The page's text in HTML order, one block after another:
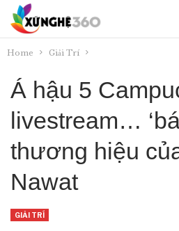
Home Giải Trí
Á hậu 5
livestream…
thương hiệu
Nawat
GIẢI TRÍ